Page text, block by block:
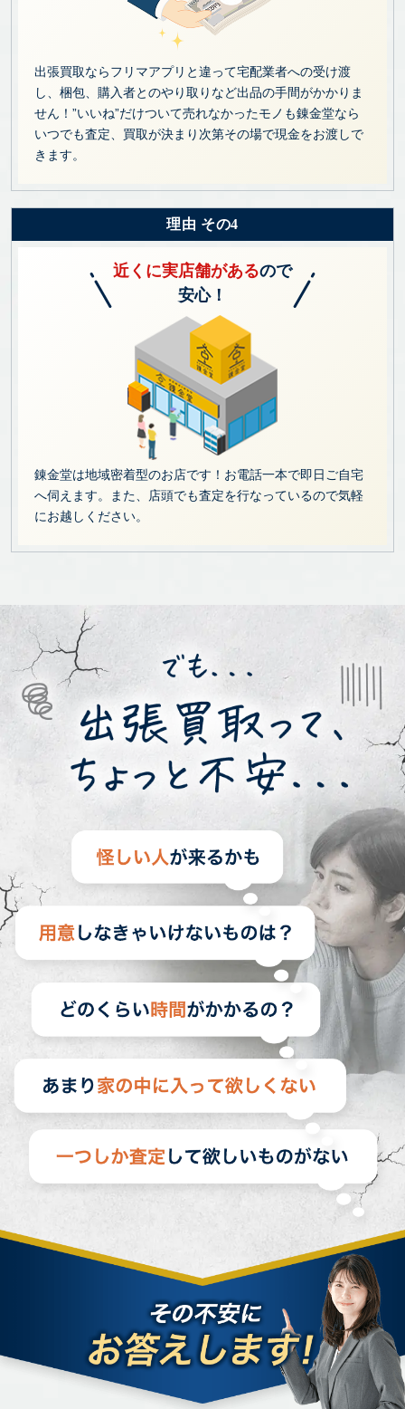
出張買取ならフリマアプリと違って宅配業者への受け渡
し、梱包、購入者とのやり取りなど出品の手間がかかりま
せん！”いいね”だけついて売れなかったモノも錬金堂なら
いつでも査定、買取が決まり次第その場で現金をお渡しで
きます。
理由 その4
近くに実店舗があるので
安心！
錬金堂は地域密着型のお店です！お電話一本で即日ご自宅
へ伺えます。また、店頭でも査定を行なっているので気軽
にお越しください。